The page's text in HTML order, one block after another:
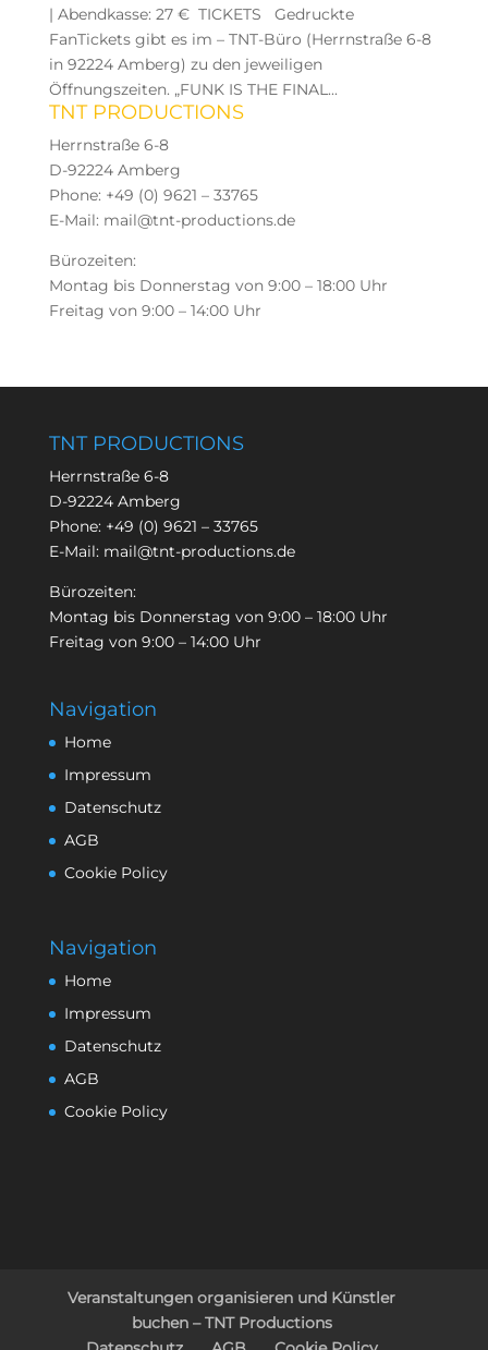
| Abendkasse: 27 € TICKETS Gedruckte
FanTickets gibt es im – TNT-Büro (Herrnstraße 6-8
in 92224 Amberg) zu den jeweiligen
Öffnungszeiten. „FUNK IS THE FINAL...
TNT PRODUCTIONS
Herrnstraße 6-8
D-92224 Amberg
Phone: +49 (0) 9621 – 33765
E-Mail: mail@tnt-productions.de
Bürozeiten:
Montag bis Donnerstag von 9:00 – 18:00 Uhr
Freitag von 9:00 – 14:00 Uhr
TNT PRODUCTIONS
Herrnstraße 6-8
D-92224 Amberg
Phone: +49 (0) 9621 – 33765
E-Mail: mail@tnt-productions.de
Bürozeiten:
Montag bis Donnerstag von 9:00 – 18:00 Uhr
Freitag von 9:00 – 14:00 Uhr
Navigation
Home
Impressum
Datenschutz
AGB
Cookie Policy
Navigation
Home
Impressum
Datenschutz
AGB
Cookie Policy
Veranstaltungen organisieren und Künstler
buchen – TNT Productions